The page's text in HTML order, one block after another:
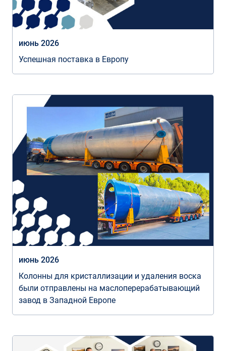
июнь 2026
Успешная поставка в Европу
июнь 2026
Колонны для кристаллизации и удаления воска
были отправлены на маслоперерабатывающий
завод в Западной Европе